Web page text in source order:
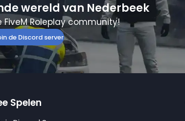
wereld van Nederbeek
FiveM Roleplay community!
de Discord server
Spelen